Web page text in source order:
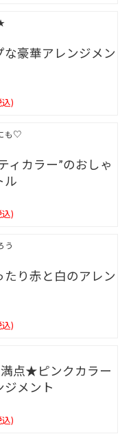
な豪華アレンジメン
)
も♡
ィカラー”のおしゃ
ル
)
う
たり赤と白のアレン
)
点★ピンクカラー
ジメント
)